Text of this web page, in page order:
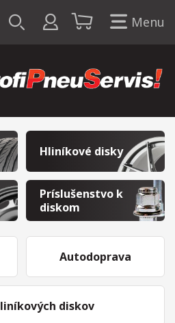
Menu
Hliníkové disky
Príslušenstvo k
diskom
diskov
Autodoprava